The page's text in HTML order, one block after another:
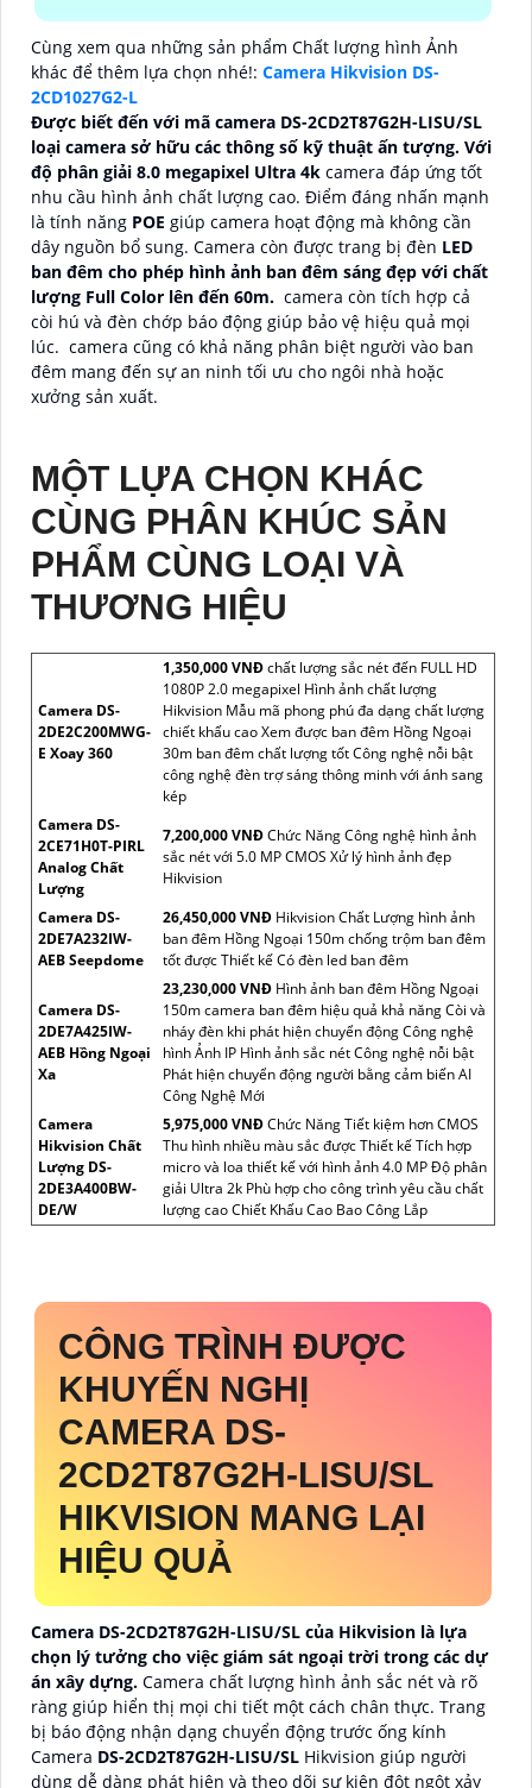
Cùng xem qua những sản phẩm Chất lượng hình Ảnh
khác để thêm lựa chọn nhé!: Camera Hikvision DS-
2CD1027G2-L
Được biết đến với mã camera DS-2CD2T87G2H-LISU/SL
loại camera sở hữu các thông số kỹ thuật ấn tượng. Với
độ phân giải 8.0 megapixel Ultra 4k camera đáp ứng tốt
nhu cầu hình ảnh chất lượng cao. Điểm đáng nhấn mạnh
là tính năng POE giúp camera hoạt động mà không cần
dây nguồn bổ sung. Camera còn được trang bị đèn LED
ban đêm cho phép hình ảnh ban đêm sáng đẹp với chất
lượng Full Color lên đến 60m. camera còn tích hợp cả
còi hú và đèn chớp báo động giúp bảo vệ hiệu quả mọi
lúc. camera cũng có khả năng phân biệt người vào ban
đêm mang đến sự an ninh tối ưu cho ngôi nhà hoặc
xưởng sản xuất.
MỘT LỰA CHỌN KHÁC
CÙNG PHÂN KHÚC SẢN
PHẨM CÙNG LOẠI VÀ
THƯƠNG HIỆU
Camera DS-
2DE2C200MWG-
E Xoay 360
1,350,000 VNĐchất lượng sắc nét đến FULL HD
1080P 2.0 megapixel Hình ảnh chất lượng
Hikvision Mẫu mã phong phú đa dạng chất lượng
chiết khấu cao Xem được ban đêm Hồng Ngoại
30m ban đêm chất lượng tốt Công nghệ nỗi bật
công nghệ đèn trợ sáng thông minh với ánh sang
kép
Camera DS-
2CE71H0T-PIRL
Analog Chất
Lượng
7,200,000 VNĐChức Năng Công nghệ hình ảnh
sắc nét với 5.0 MP CMOS Xử lý hình ảnh đẹp
Hikvision
Camera DS-
2DE7A232IW-
AEB Seepdome
26,450,000 VNĐ Hikvision Chất Lượng hình ảnh
ban đêm Hồng Ngoại 150m chống trộm ban đêm
tốt được Thiết kế Có đèn led ban đêm
Camera DS-
2DE7A425IW-
AEB Hồng Ngoại
Xa
23,230,000 VNĐ Hình ảnh ban đêm Hồng Ngoại
150m camera ban đêm hiệu quả khả năng Còi và
nháy đèn khi phát hiện chuyển động Công nghệ
hình Ảnh IP Hình ảnh sắc nét Công nghệ nỗi bật
Phát hiện chuyển động người bằng cảm biến AI
Công Nghệ Mới
Camera
Hikvision Chất
Lượng DS-
2DE3A400BW-
DE/W
5,975,000 VNĐChức Năng Tiết kiệm hơn CMOS
Thu hình nhiều màu sắc được Thiết kế Tích hợp
micro và loa thiết kế với hình ảnh 4.0 MP Độ phân
giải Ultra 2k Phù hợp cho công trình yêu cầu chất
lượng cao Chiết Khấu Cao Bao Công Lắp
CÔNG TRÌNH ĐƯỢC
KHUYẾN NGHỊ
CAMERA DS-
2CD2T87G2H-LISU/SL
HIKVISION MANG LẠI
HIỆU QUẢ
Camera DS-2CD2T87G2H-LISU/SL của Hikvision là lựa
chọn lý tưởng cho việc giám sát ngoại trời trong các dự
án xây dựng. Camera chất lượng hình ảnh sắc nét và rõ
ràng giúp hiển thị mọi chi tiết một cách chân thực. Trang
bị báo động nhận dạng chuyển động trước ống kính
Camera DS-2CD2T87G2H-LISU/SL Hikvision giúp người
dùng dễ dàng phát hiện và theo dõi sự kiện đột ngột xảy